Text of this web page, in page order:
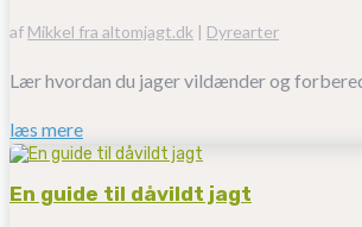
af Mikkel fra altomjagt.dk | Dyrearter
Lær hvordan du jager vildænder og
læs mere
En guide til dåvildt jagt